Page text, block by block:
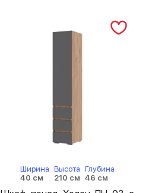
Ширина
40 см
Высота
210 см
Глубина
46 см